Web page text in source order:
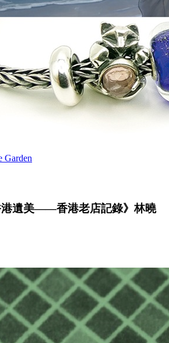
Garden
遺美——香港老店記錄》林曉